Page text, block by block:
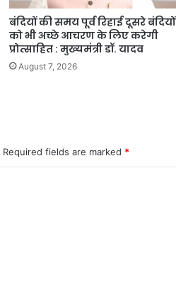
बंदियों की समय पूर्व रिहाई दूसरे बंदियों
को भी अच्छे आचरण के लिए करेगी
प्रोत्साहित : मुख्यमंत्री डॉ. यादव
August 7, 2026
Required fields are marked *